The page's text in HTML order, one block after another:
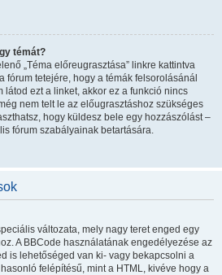
témát?
„Téma előreugrasztása” linkre kattintva
fórum tetejére, hogy a témák felsorolásánál
ezt a linket, akkor ez a funkció nincs
nem telt le az előugrasztáshoz szükséges
hogy küldesz bele egy hozzászólást –
fórum szabályainak betartására.
változata, mely nagy teret enged egy
A BBCode használatának engedélyezése az
is lehetőséged van ki- vagy bekapcsolni a
felépítésű, mint a HTML, kivéve hogy a